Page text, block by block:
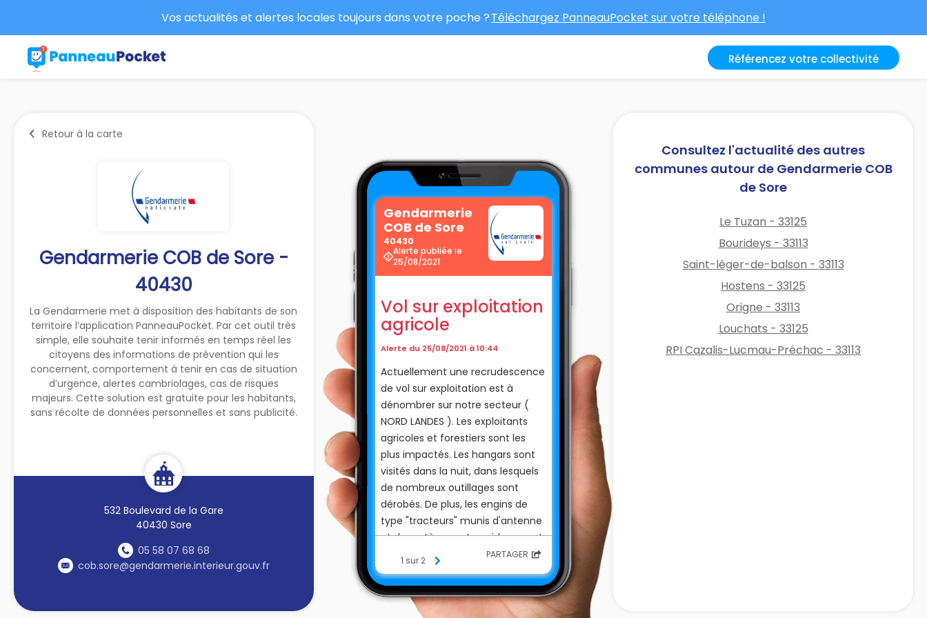
Vos actualités et alertes locales toujours dans votre poche ?Téléchargez PanneauPocket sur votre téléphone !
Référencez votre collectivité
Retour à la carte
Gendarmerie COB de Sore -
40430
La Gendarmerie met à disposition des habitants de son
territoire l’application PanneauPocket. Par cet outil très
simple, elle souhaite tenir informés en temps réel les
citoyens des informations de prévention qui les
concernent, comportement à tenir en cas de situation
d’urgence, alertes cambriolages, cas de risques
majeurs. Cette solution est gratuite pour les habitants,
sans récolte de données personnelles et sans publicité.
532 Boulevard de la Gare
40430 Sore
05 58 07 68 68
cob.sore@gendarmerie.interieur.gouv.fr
Gendarmerie
COB de Sore
40430
Alerte publiée le
25/08/2021
Vol sur exploitation
agricole
Alerte du 25/08/2021 à 10:44
Actuellement une recrudescence
de vol sur exploitation est à
dénombrer sur notre secteur (
NORD LANDES ). Les exploitants
agricoles et forestiers sont les
plus impactés. Les hangars sont
visités dans la nuit, dans lesquels
de nombreux outillages sont
dérobés. De plus, les engins de
type "tracteurs" munis d'antenne
et de système auto guidage sont
la cible des malfrats. Soyez
vigilant, aux véhicules qui vous
semble suspects. Relevez la
plaque d'immatriculation et tout
1 sur 2 PARTAGER
Consultez l'actualité des autres
communes autour de Gendarmerie COB
de Sore
Le Tuzan - 33125
Bourideys - 33113
Saint-léger-de-balson - 33113
Hostens - 33125
Origne - 33113
Louchats - 33125
RPI Cazalis-Lucmau-Préchac - 33113